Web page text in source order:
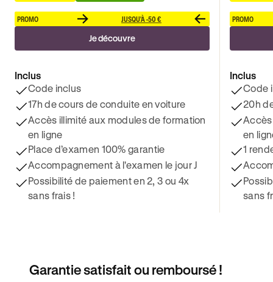
PROMO JUSQU'À -50 €
Je découvre
Inclus
Code inclus
17h de cours de conduite en voiture
Accès illimité aux modules de formation
en ligne
Place d’examen 100% garantie
Accompagnement à l'examen le jour J
Possibilité de paiement en 2, 3 ou 4x
sans frais !
PROMO
Inclus
Code
20h
en
1
sans
Garantie satisfait ou remboursé !